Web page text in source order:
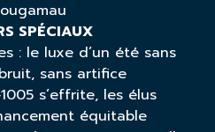
SPÉCIAUX
: le luxe d’un été sans
sans artifice
s’effrite, les élus
équitable